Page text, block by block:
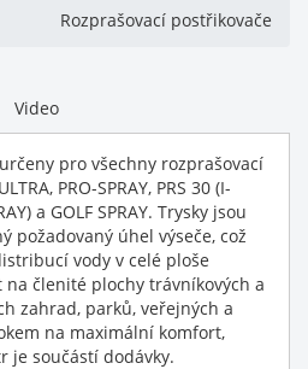
Rozprašovací postřikovače
Video
pro všechny rozprašovací
PRO-SPRAY, PRS 30 (I-
a GOLF SPRAY. Trysky jsou
požadovaný úhel výseče, což
vody v celé ploše
na členité plochy trávníkových a
zahrad, parků, veřejných a
na maximální komfort,
je součástí dodávky.